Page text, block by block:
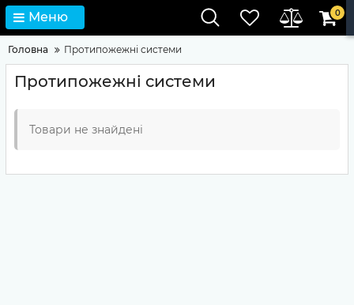
Меню 0
Головна Протипожежні системи
Протипожежні системи
Товари не знайдені